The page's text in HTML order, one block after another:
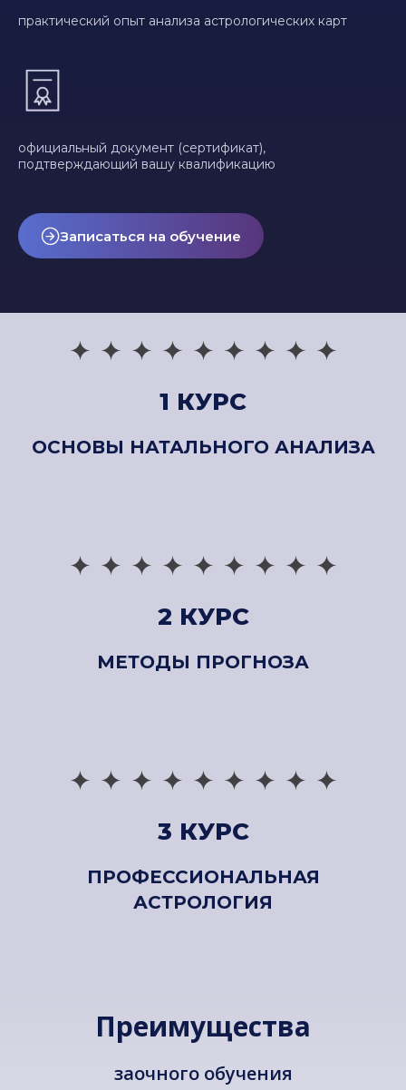
практический опыт анализа астрологических карт
официальный документ (сертификат),
подтверждающий вашу квалификацию
Записаться на обучение
1 КУРС
ОСНОВЫ НАТАЛЬНОГО АНАЛИЗА
2 КУРС
МЕТОДЫ ПРОГНОЗА
3 КУРС
ПРОФЕССИОНАЛЬНАЯ
АСТРОЛОГИЯ
Преимущества
заочного обучения